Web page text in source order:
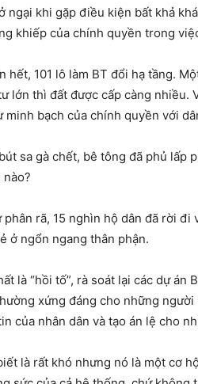
ngại khi gặp điều kiện bất khả
khiếp của chính quyền trong
hết, 101 lô làm BT đổi hạ tầng.
lớn thì đất được cấp càng
bạch của chính quyền với
sa gà chết, bê tông đã phủ
phân rã, 15 nghìn hộ dân đã rời
ở ngổn ngang thân phận.
là “hồi tố”, rà soát lại các dự
xứng đáng cho những
của nhân dân và tạo án lệ cho
là rất khó nhưng nó là một cơ